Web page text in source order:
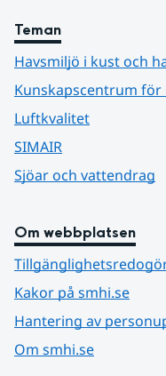
Teman
Havsmiljö i kust och
Kunskapscentrum
Luftkvalitet
SIMAIR
Sjöar och vattendrag
Om webbplatsen
Kakor på smhi.se
Hantering av
Om smhi.se